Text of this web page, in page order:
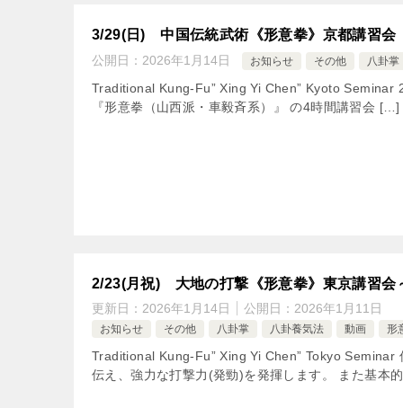
3/29(日) 中国伝統武術《形意拳》京都講習会
公開日： 2026年1月14日 お知らせ その他 八卦掌
Traditional Kung-Fu” Xing Yi Chen” Kyoto Seminar
『形意拳（山西派・車毅斉系）』 の4時間講習会 […]
2/23(月祝) 大地の打撃《形意拳》東京講習会
更新日： 2026年1月14日 公開日： 2026年1月11日
お知らせ その他 八卦掌 八卦養気法 動画 形
Traditional Kung-Fu” Xing Yi Chen” Tokyo Seminar
伝え、強力な打撃力(発勁)を発揮します。 また基本